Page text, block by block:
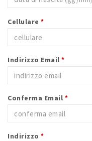
Cellulare *
Indirizzo Email *
Conferma Email *
Indirizzo *